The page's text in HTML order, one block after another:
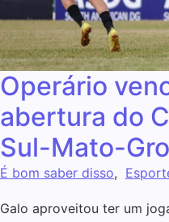
Operário
abertura do
Sul-Mato-
É bom saber disso,
Galo aproveitou ter um